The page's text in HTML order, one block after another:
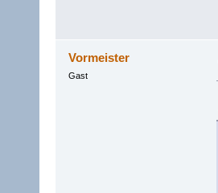
Vormeister
Gast